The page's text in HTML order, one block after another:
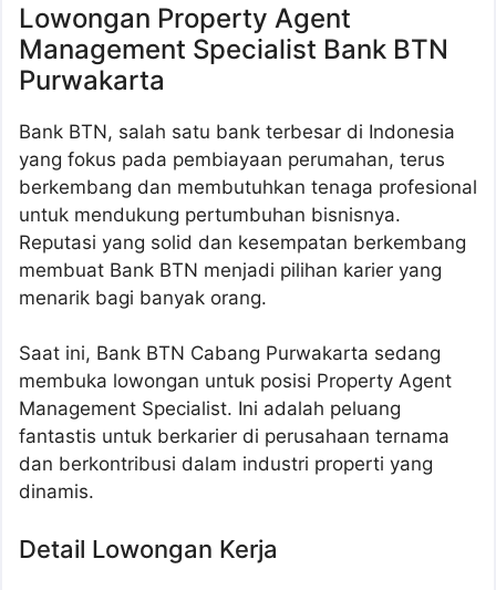
Lowongan Property Agent
Management Specialist Bank BTN
Purwakarta
Bank BTN, salah satu bank terbesar di Indonesia
yang fokus pada pembiayaan perumahan, terus
berkembang dan membutuhkan tenaga profesional
untuk mendukung pertumbuhan bisnisnya.
Reputasi yang solid dan kesempatan berkembang
membuat Bank BTN menjadi pilihan karier yang
menarik bagi banyak orang.
Saat ini, Bank BTN Cabang Purwakarta sedang
membuka lowongan untuk posisi Property Agent
Management Specialist. Ini adalah peluang
fantastis untuk berkarier di perusahaan ternama
dan berkontribusi dalam industri properti yang
dinamis.
Detail Lowongan Kerja